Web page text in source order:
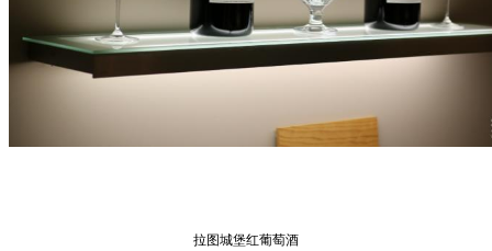
拉图城堡红葡萄酒